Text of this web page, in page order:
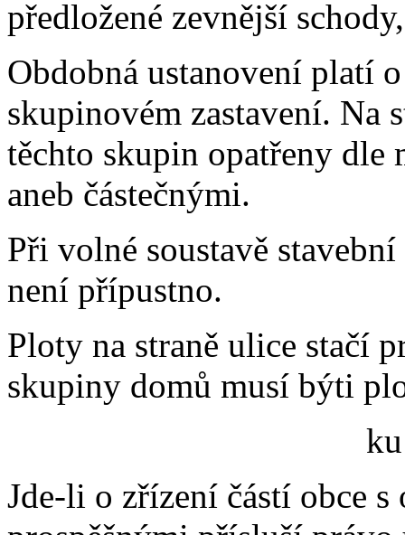
předložené zevnější
Obdobná ustanovení platí
skupinovém zastavení. Na
těchto skupin opatřeny
aneb částečnými.
Při volné soustavě
není přípustno.
Ploty na straně ulice stačí
skupiny domů musí býti
Jde-li o zřízení částí obce